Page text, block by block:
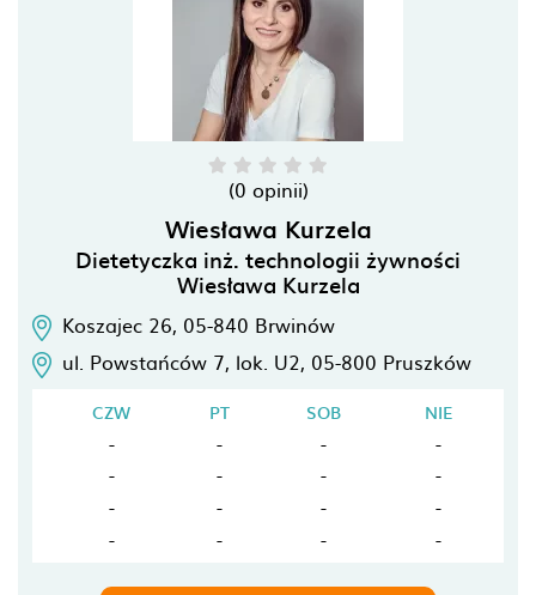
(0 opinii)
Wiesława Kurzela
Dietetyczka inż. technologii żywności
Wiesława Kurzela
Koszajec 26, 05-840 Brwinów
ul. Powstańców 7, lok. U2, 05-800 Pruszków
CZW PT SOB
NIE
-
- -
-
-
- -
-
-
- -
-
-
- - -